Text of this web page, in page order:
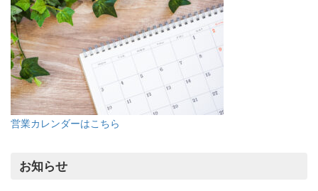
営業カレンダーはこちら
お知らせ